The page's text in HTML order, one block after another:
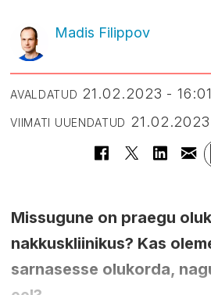
Madis Filippov
AVALDATUD 21.02.2023 - 16:01
VIIMATI UUENDATUD
Missugune on praegu
nakkuskliinikus? Kas
sarnasesse olukorda,